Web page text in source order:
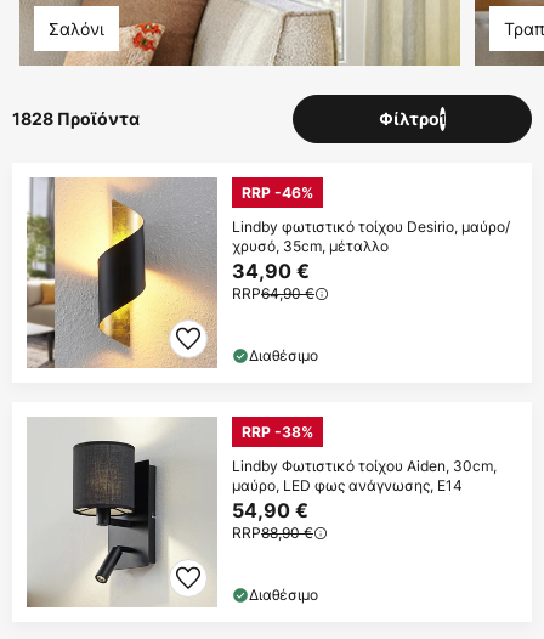
Σαλόνι
1828 Προϊόντα Φίλτρο1
RRP -46%
Lindby φωτιστικό τοίχου Desirio, μαύρο/
χρυσό, 35cm, μέταλλο
34,90 €
RRP64,90 €
Διαθέσιμο
RRP -38%
Lindby Φωτιστικό τοίχου Aiden, 30cm,
μαύρο, LED φως ανάγνωσης, E14
54,90 €
RRP88,90 €
Διαθέσιμο